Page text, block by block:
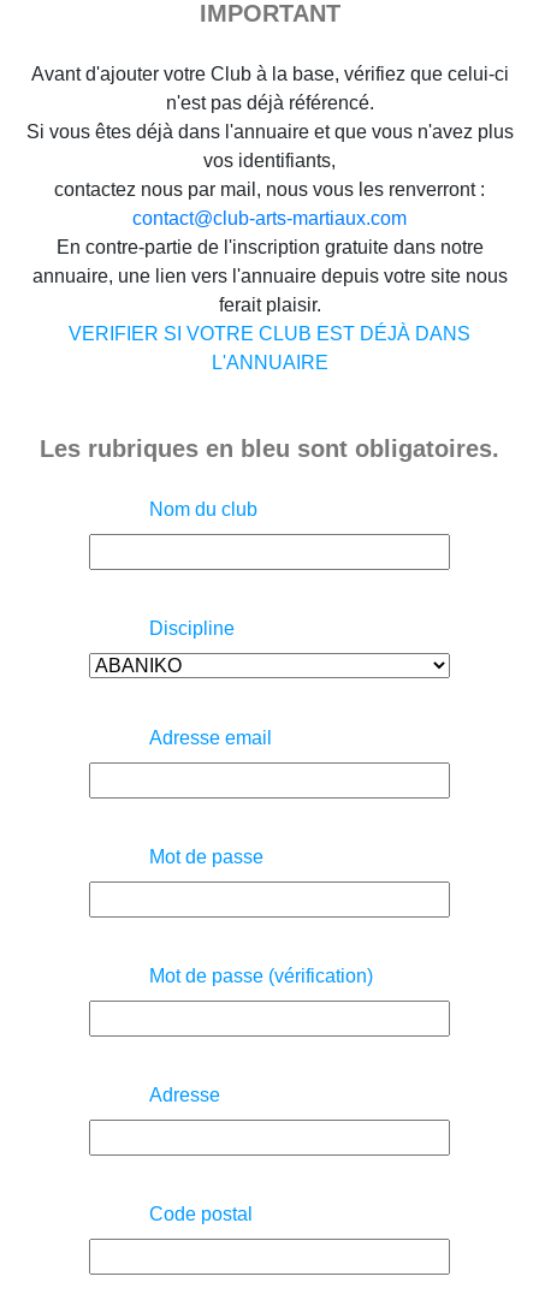
IMPORTANT
Avant d'ajouter votre Club à la base, vérifiez que celui-ci
n'est pas déjà référencé.
Si vous êtes déjà dans l'annuaire et que vous n'avez plus
vos identifiants,
contactez nous par mail, nous vous les renverront :
contact@club-arts-martiaux.com
En contre-partie de l'inscription gratuite dans notre
annuaire, une lien vers l'annuaire depuis votre site nous
ferait plaisir.
VERIFIER SI VOTRE CLUB EST DÉJÀ DANS
L'ANNUAIRE
Les rubriques en bleu sont obligatoires.
Nom du club
Discipline
Adresse email
Mot de passe
Mot de passe (vérification)
Adresse
Code postal